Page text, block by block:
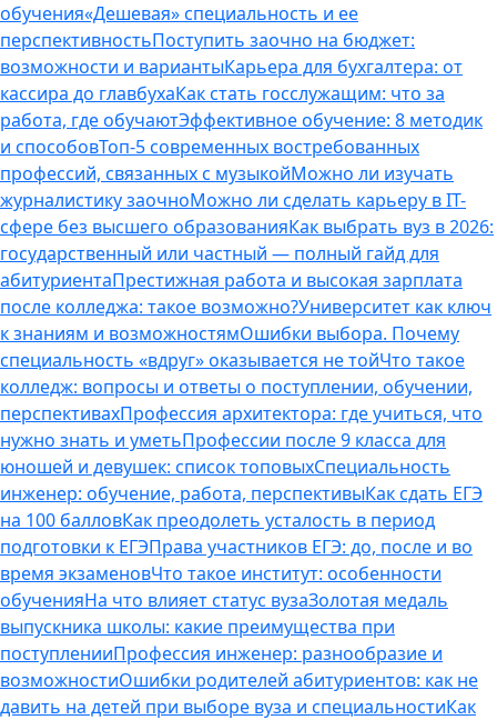
обучения«Дешевая» специальность и ее
перспективностьПоступить заочно на бюджет:
возможности и вариантыКарьера для бухгалтера: от
кассира до главбухаКак стать госслужащим: что за
работа, где обучаютЭффективное обучение: 8 методик
и способовТоп-5 современных востребованных
профессий, связанных с музыкойМожно ли изучать
журналистику заочноМожно ли сделать карьеру в IT-
сфере без высшего образованияКак выбрать вуз в 2026:
государственный или частный — полный гайд для
абитуриентаПрестижная работа и высокая зарплата
после колледжа: такое возможно?Университет как ключ
к знаниям и возможностямОшибки выбора. Почему
специальность «вдруг» оказывается не тойЧто такое
колледж: вопросы и ответы о поступлении, обучении,
перспективахПрофессия архитектора: где учиться, что
нужно знать и уметьПрофессии после 9 класса для
юношей и девушек: список топовыхСпециальность
инженер: обучение, работа, перспективыКак сдать ЕГЭ
на 100 балловКак преодолеть усталость в период
подготовки к ЕГЭПрава участников ЕГЭ: до, после и во
время экзаменовЧто такое институт: особенности
обученияНа что влияет статус вузаЗолотая медаль
выпускника школы: какие преимущества при
поступленииПрофессия инженер: разнообразие и
возможностиОшибки родителей абитуриентов: как не
давить на детей при выборе вуза и специальностиКак